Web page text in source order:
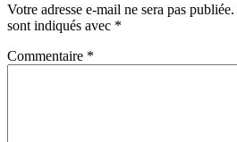
Votre adresse e-mail ne sera pas publiée.
sont indiqués avec *
Commentaire *